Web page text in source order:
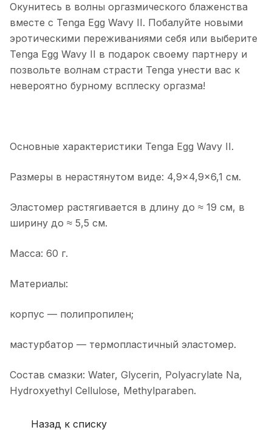
Окунитесь в волны оргазмического блаженства
вместе с Tenga Egg Wavy II. Побалуйте новыми
эротическими переживаниями себя или выберите
Tenga Egg Wavy II в подарок своему партнеру и
позвольте волнам страсти Tenga унести вас к
невероятно бурному всплеску оргазма!
Основные характеристики Tenga Egg Wavy II.
Размеры в нерастянутом виде: 4,9×4,9×6,1 см.
Эластомер растягивается в длину до ≈ 19 см, в
ширину до ≈ 5,5 см.
Масса: 60 г.
Материалы:
корпус — полипропилен;
мастурбатор — термопластичный эластомер.
Состав смазки: Water, Glycerin, Polyacrylate Na,
Hydroxyethyl Cellulose, Methylparaben.
Назад к списку